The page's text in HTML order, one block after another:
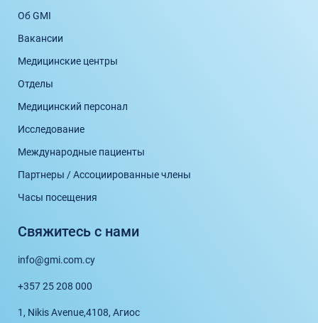
Об GMI
Вакансии
Медицинские центры
Отделы
Медицинский персонал
Исследование
Международные пациенты
Партнеры / Ассоциированные члены
Часы посещения
Свяжитесь с нами
info@gmi.com.cy
+357 25 208 000
1, Nikis Avenue,4108, Агиос